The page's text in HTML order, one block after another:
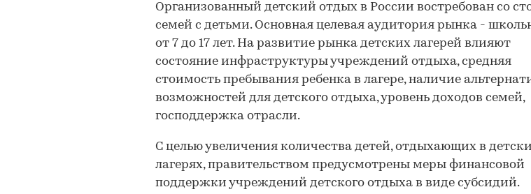
Организованный детский отдых в России востребован со
семей с детьми. Основная целевая аудитория рынка -
от 7 до 17 лет. На развитие рынка детских лагерей влияют
состояние инфраструктуры учреждений отдыха, средняя
стоимость пребывания ребенка в лагере, наличие
возможностей для детского отдыха, уровень доходов семей,
господдержка отрасли.
С целью увеличения количества детей, отдыхающих в
лагерях, правительством предусмотрены меры финансовой
поддержки учреждений детского отдыха в виде субсидий.